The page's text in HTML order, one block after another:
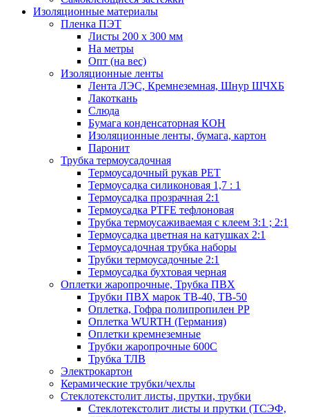
Изоляционные материалы
Пленка ПЭТ
Листы 200 х 300 мм
На метры
Опт (на вес)
Изоляционные ленты
Лента ЛЭС, Кремнеземная, Шнур ШЧХБ
Лакоткань
Слюда
Бумага конденсаторная КОН
Изоляционные ленты, бумага, картон
Паронит
Трубка термоусадочная
Термоусадочный рукав PET
Термоусадка силиконовая 1,7 : 1
Термоусадка прозрачная 2:1
Термоусадка PTFE тефлоновая
Трубка термоусаживаемая с клеем 3:1 ; 2:1
Термоусадка цветная на катушках 2:1
Термоусадочная трубка наборы
Трубки термоусадочные 2:1
Термоусадка бухтовая черная
Оплетки жаропрочные, Трубка ПВХ
Трубки ПВХ марок ТВ-40, ТВ-50
Оплетка, Гофра полипропилен PP
Оплетка WURTH (Германия)
Оплетки кремнеземные
Трубки жаропрочные 600С
Трубка ТЛВ
Электрокартон
Керамические трубки/чехлы
Cтеклотекстолит листы, прутки, трубки
Стеклотекстолит листы и прутки (ТСЭФ,